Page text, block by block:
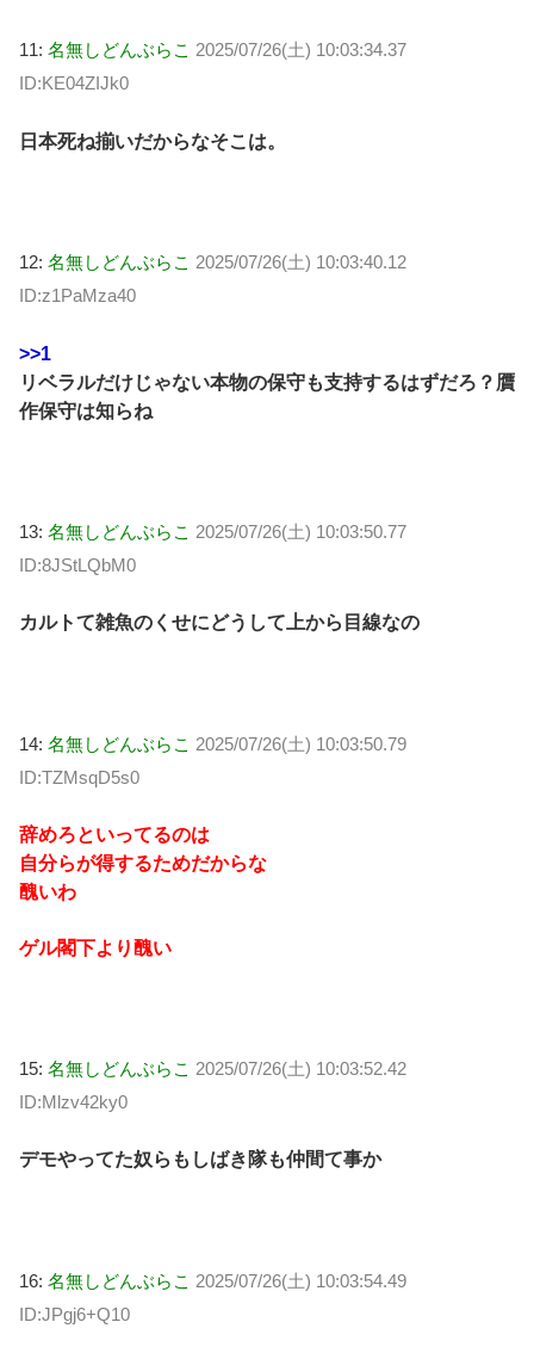
11: 名無しどんぶらこ 2025/07/26(土) 10:03:34.37
ID:KE04ZIJk0
日本死ね揃いだからなそこは。
12: 名無しどんぶらこ 2025/07/26(土) 10:03:40.12
ID:z1PaMza40
>>1
リベラルだけじゃない本物の保守も支持するはずだろ？贋
作保守は知らね
13: 名無しどんぶらこ 2025/07/26(土) 10:03:50.77
ID:8JStLQbM0
カルトて雑魚のくせにどうして上から目線なの
14: 名無しどんぶらこ 2025/07/26(土) 10:03:50.79
ID:TZMsqD5s0
辞めろといってるのは
自分らが得するためだからな
醜いわ
ゲル閣下より醜い
15: 名無しどんぶらこ 2025/07/26(土) 10:03:52.42
ID:Mlzv42ky0
デモやってた奴らもしばき隊も仲間て事か
16: 名無しどんぶらこ 2025/07/26(土) 10:03:54.49
ID:JPgj6+Q10